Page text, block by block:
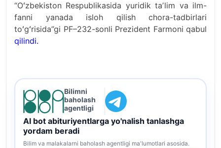
“Oʻzbekiston Respublikasida yuridik taʼlim va ilm-
fanni yanada isloh qilish chora-tadbirlari
toʻgʻrisida”gi PF–232-sonli Prezident Farmoni qabul
qilindi.
Bilimni
baholash
agentligi
AI bot abituriyentlarga yo'nalish tanlashga
yordam beradi
Bilim va malakalarni baholash agentligi ma'lumotlari asosida.